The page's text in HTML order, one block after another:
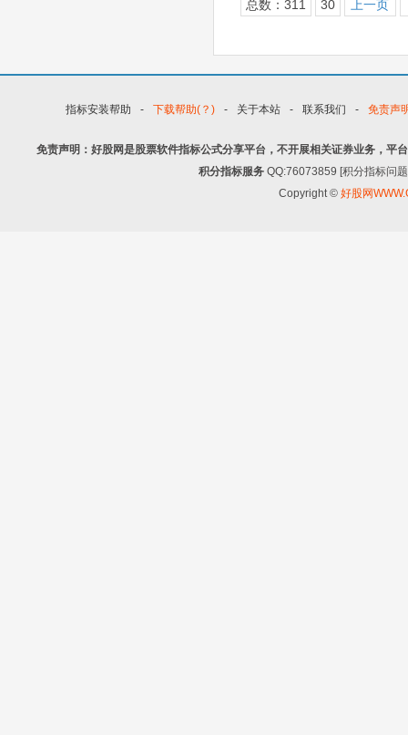
总数：311 30 上一页
指标安装帮助 - 下载帮助(？) - 关于本站 - 联系我们 - 免责声
免责声明：好股网是股票软件指标公式分享平台，不开展相关证券业务，平
积分指标服务 QQ:76073859 [积分指标问
Copyright © 好股网